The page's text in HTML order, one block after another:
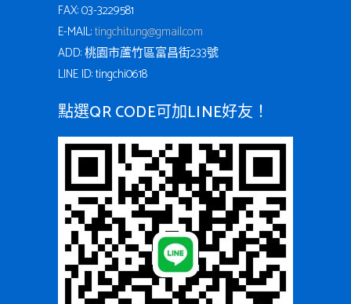
FAX: 03-3229581
E-MAIL:tingchi.tung@gmail.com
ADD: 桃園市蘆竹區富昌街233號
LINE ID: tingchi0618
點選QR CODE可加LINE好友！